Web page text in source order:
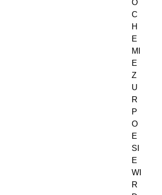
O
C
H
E
MI
E
Z
U
R
P
O
E
SI
E
WI
R